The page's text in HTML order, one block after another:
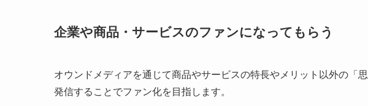
企業や商品・サービスのファンになってもらう
オウンドメディアを通じて商品やサービスの特長やメリット以外の「
発信することでファン化を目指します。